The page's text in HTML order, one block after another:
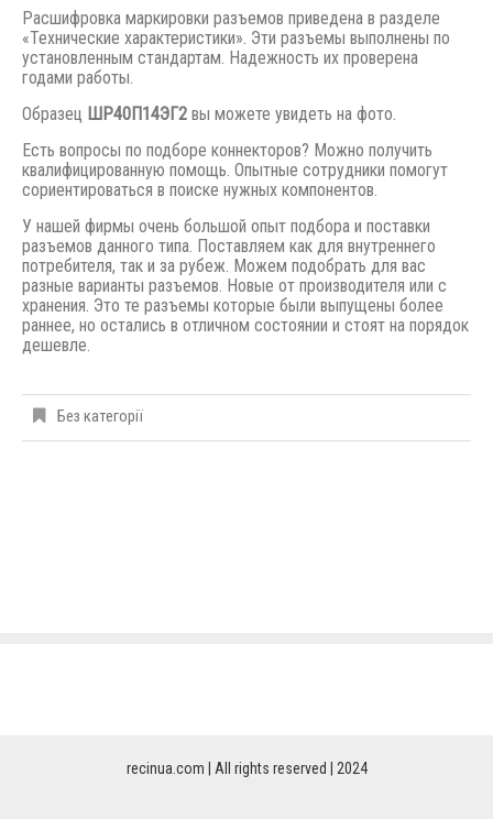
Расшифровка маркировки разъемов приведена в разделе
«Технические характеристики». Эти разъемы выполнены по
установленным стандартам. Надежность их проверена
годами работы.
Образец ШР40П14ЭГ2 вы можете увидеть на фото.
Есть вопросы по подборе коннекторов? Можно получить
квалифицированную помощь. Опытные сотрудники помогут
сориентироваться в поиске нужных компонентов.
У нашей фирмы очень большой опыт подбора и поставки
разъемов данного типа. Поставляем как для внутреннего
потребителя, так и за рубеж. Можем подобрать для вас
разные варианты разъемов. Новые от производителя или с
хранения. Это те разъемы которые были выпущены более
раннее, но остались в отличном состоянии и стоят на порядок
дешевле.
Без категорії
recinua.com | All rights reserved | 2024